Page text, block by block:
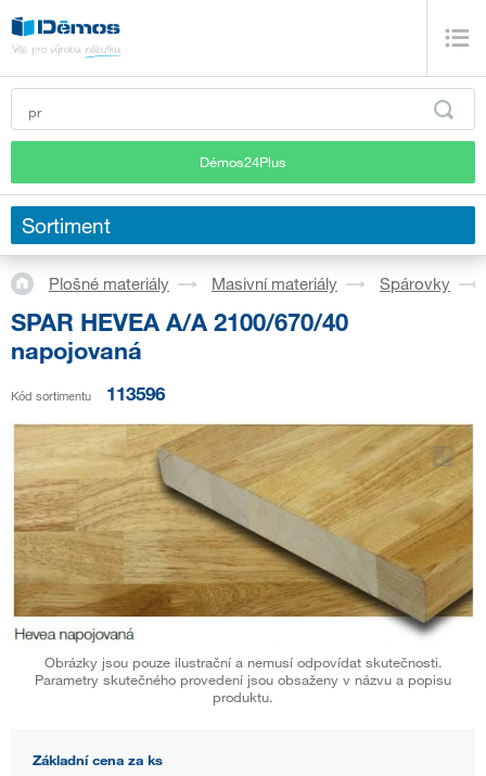
Démos24Plus
Sortiment
Plošné materiály Masivní materiály Spárovky
SPAR HEVEA A/A 2100/670/40
napojovaná
Kód sortimentu 113596
Obrázky jsou pouze ilustrační a nemusí odpovídat skutečnosti.
Parametry skutečného provedení jsou obsaženy v názvu a popisu
produktu.
Základní cena za ks